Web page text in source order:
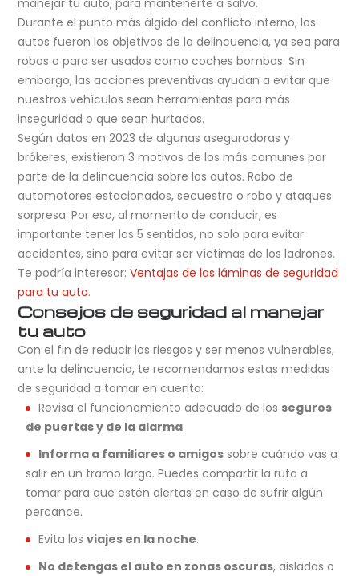
manejar tu auto, para mantenerte a salvo.
Durante el punto más álgido del conflicto interno, los
autos fueron los objetivos de la delincuencia, ya sea para
robos o para ser usados como coches bombas. Sin
embargo, las acciones preventivas ayudan a evitar que
nuestros vehículos sean herramientas para más
inseguridad o que sean hurtados.
Según datos en 2023 de algunas aseguradoras y
brókeres, existieron 3 motivos de los más comunes por
parte de la delincuencia sobre los autos. Robo de
automotores estacionados, secuestro o robo y ataques
sorpresa. Por eso, al momento de conducir, es
importante tener los 5 sentidos, no solo para evitar
accidentes, sino para evitar ser víctimas de los ladrones.
Te podría interesar:Ventajas de las láminas de seguridad
para tu auto.
Consejos de seguridad al manejar
tu auto
Con el fin de reducir los riesgos y ser menos vulnerables,
ante la delincuencia, te recomendamos estas medidas
de seguridad a tomar en cuenta:
Revisa el funcionamiento adecuado de los seguros
de puertas y de la alarma.
Informa a familiares o amigos sobre cuándo vas a
salir en un tramo largo. Puedes compartir la ruta a
tomar para que estén alertas en caso de sufrir algún
percance.
Evita losviajes en la noche.
No detengas el auto en zonas oscuras, aisladas o